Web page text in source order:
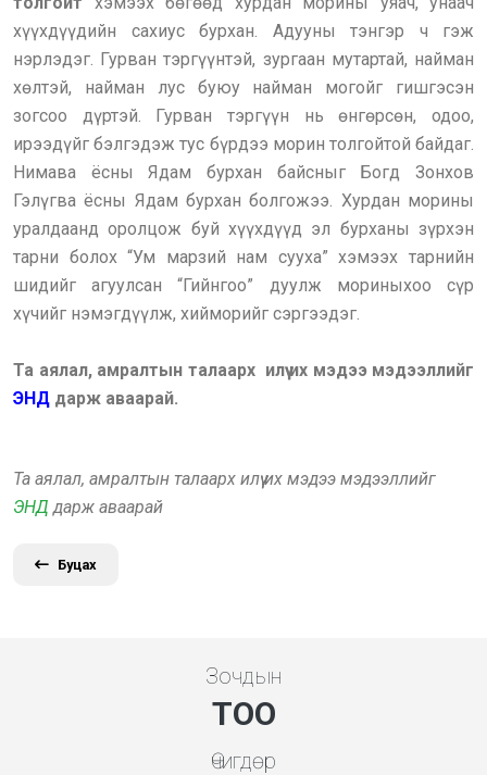
хүүхдүүдийн сахиус бурхан. Адууны тэнгэр ч гэж
нэрлэдэг. Гурван тэргүүнтэй, зургаан мутартай, найман
хөлтэй, найман лус буюу найман могойг гишгэсэн
зогсоо дүртэй. Гурван тэргүүн нь өнгөрсөн, одоо,
ирээдүйг бэлгэдэж тус бүрдээ морин толгойтой байдаг.
Нимава ёсны Ядам бурхан байсныг Богд Зонхов
Гэлүгва ёсны Ядам бурхан болгожээ. Хурдан морины
уралдаанд оролцож буй хүүхдүүд эл бурханы зүрхэн
тарни болох “Ум марзий нам сууха” хэмээх тарнийн
шидийг агуулсан “Гийнгоо” дуулж мориныхоо сүр
хүчийг нэмэгдүүлж, хийморийг сэргээдэг.
Та аялал, амралтын талаарх илүү их мэдээ мэдээллийг
ЭНД дарж аваарай.
Та аялал, амралтын талаарх илүү их мэдээ мэдээллийг
ЭНД дарж аваарай
Буцах
Зочдын
ТОО
Өчигдөр